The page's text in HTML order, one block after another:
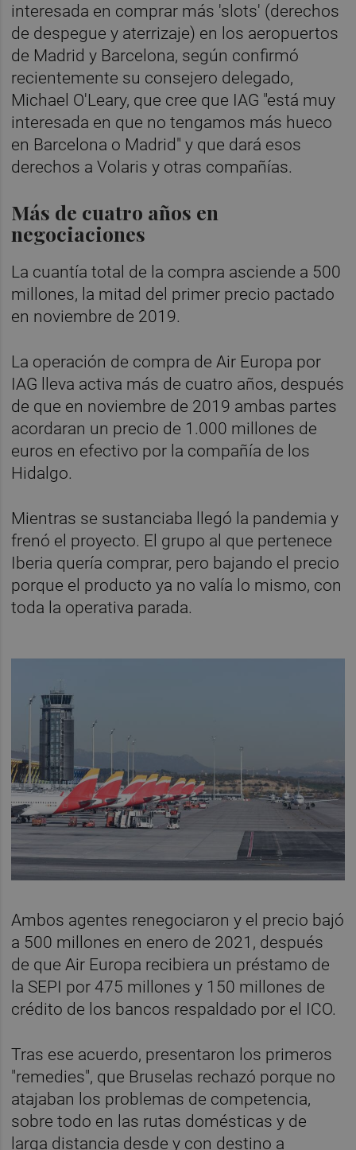
interesada en comprar más 'slots' (derechos
de despegue y aterrizaje) en los aeropuertos
de Madrid y Barcelona, según confirmó
recientemente su consejero delegado,
Michael O'Leary, que cree que IAG "está muy
interesada en que no tengamos más hueco
en Barcelona o Madrid" y que dará esos
derechos a Volaris y otras compañías.
Más de cuatro años en
negociaciones
La cuantía total de la compra asciende a 500
millones, la mitad del primer precio pactado
en noviembre de 2019.
La operación de compra de Air Europa por
IAG lleva activa más de cuatro años, después
de que en noviembre de 2019 ambas partes
acordaran un precio de 1.000 millones de
euros en efectivo por la compañía de los
Hidalgo.
Mientras se sustanciaba llegó la pandemia y
frenó el proyecto. El grupo al que pertenece
Iberia quería comprar, pero bajando el precio
porque el producto ya no valía lo mismo, con
toda la operativa parada.
Ambos agentes renegociaron y el precio bajó
a 500 millones en enero de 2021, después
de que Air Europa recibiera un préstamo de
la SEPI por 475 millones y 150 millones de
crédito de los bancos respaldado por el ICO.
Tras ese acuerdo, presentaron los primeros
"remedies", que Bruselas rechazó porque no
atajaban los problemas de competencia,
sobre todo en las rutas domésticas y de
larga distancia desde y con destino a